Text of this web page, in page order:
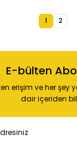
1 2
E-bülten
erişim ve her şey
dair içeriden